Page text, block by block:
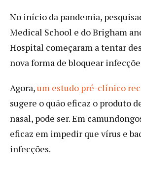
No início da pandemia,
Medical School e do Brigham
Hospital começaram a tentar
nova forma de bloquear
Agora,um estudo pré-clínico
sugere o quão eficaz o produto
nasal, pode ser. Em
eficaz em impedir que vírus e
infecções.